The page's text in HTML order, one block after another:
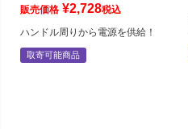
販売価格 ¥2,728税込
ハンドル周りから電源を供給！
取寄可能商品